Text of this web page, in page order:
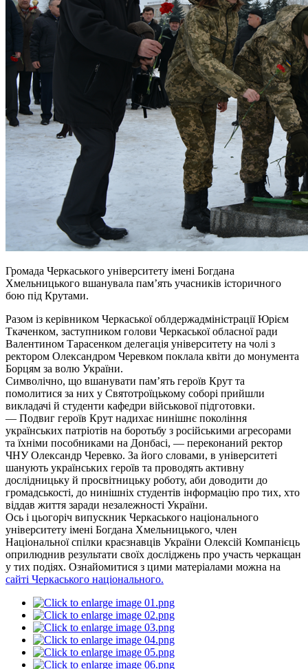
Громада Черкаського університету імені Богдана
Хмельницького вшанувала пам’ять учасників історичного
бою під Крутами.
Разом із керівником Черкаської облдержадміністрації Юрієм
Ткаченком, заступником голови Черкаської обласної ради
Валентином Тарасенком делегація університету на чолі з
ректором Олександром Черевком поклала квіти до монумента
Борцям за волю України.
Символічно, що вшанувати пам’ять героїв Крут та
помолитися за них у Святотроїцькому соборі прийшли
викладачі й студенти кафедри військової підготовки.
— Подвиг героїв Крут надихає нинішнє покоління
українських патріотів на боротьбу з російськими агресорами
та їхніми пособниками на Донбасі, — переконаний ректор
ЧНУ Олександр Черевко. За його словами, в університеті
шанують українських героїв та проводять активну
дослідницьку й просвітницьку роботу, аби доводити до
громадськості, до нинішніх студентів інформацію про тих, хто
віддав життя заради незалежності України.
Ось і цьогоріч випускник Черкаського національного
університету імені Богдана Хмельницького, член
Національної спілки краєзнавців України Олексій Компанієць
оприлюднив результати своїх досліджень про участь черкащан
у тих подіях. Ознайомитися з цими матеріалами можна на
сайті Черкаського національного.